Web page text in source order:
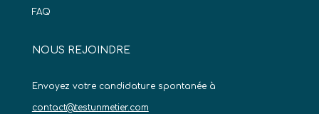
FAQ
NOUS REJOINDRE
Envoyez votre candidature spontanée à
contact@testunmetier.com